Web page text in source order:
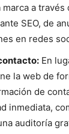
a través
SEO, de
en redes
En
la web de
de
inmediata,
auditoría